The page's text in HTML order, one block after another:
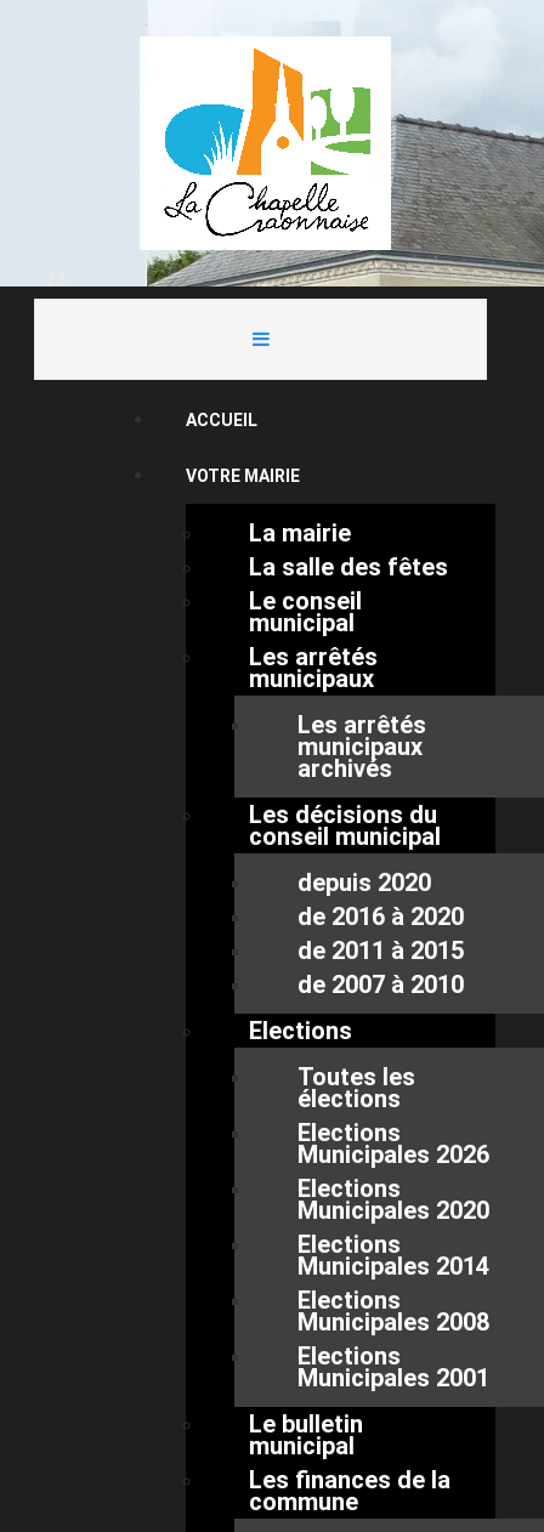
ACCUEIL
VOTRE MAIRIE
La mairie
La salle des fêtes
Le conseil
municipal
Les arrêtés
municipaux
Les arrêtés
municipaux
archivés
Les décisions du
conseil municipal
depuis 2020
de 2016 à 2020
de 2011 à 2015
de 2007 à 2010
Elections
Toutes les
élections
Elections
Municipales 2026
Elections
Municipales 2020
Elections
Municipales 2014
Elections
Municipales 2008
Elections
Municipales 2001
Le bulletin
municipal
Les finances de la
commune